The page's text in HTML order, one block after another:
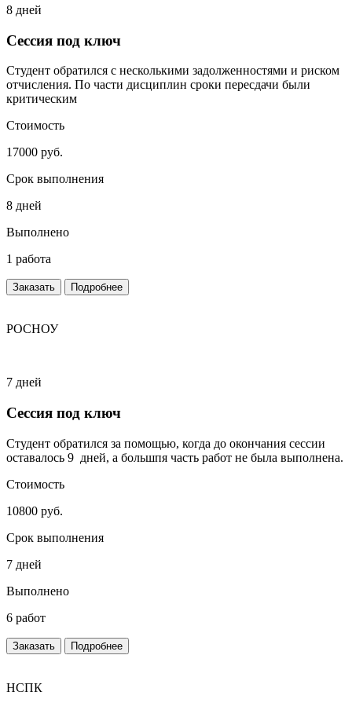
8 дней
Сессия под ключ
Студент обратился с несколькими задолженностями и риском
отчисления. По части дисциплин сроки пересдачи были
критическим
Стоимость
17000 руб.
Срок выполнения
8 дней
Выполнено
1 работа
Заказать Подробнее
РОСНОУ
7 дней
Сессия под ключ
Студент обратился за помощью, когда до окончания сессии
оставалось 9 дней, а большпя часть работ не была выполнена.
Стоимость
10800 руб.
Срок выполнения
7 дней
Выполнено
6 работ
Заказать Подробнее
НСПК